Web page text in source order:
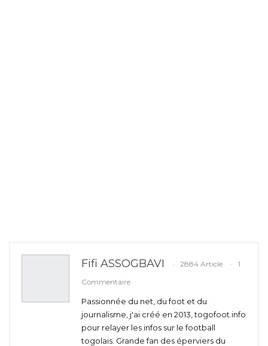
Fifi ASSOGBAVI 2884 Article
1
Commentaire
Passionnée du net, du foot et du
journalisme, j'ai créé en 2013, togofoot.info
pour relayer les infos sur le football
togolais. Grande fan des éperviers du